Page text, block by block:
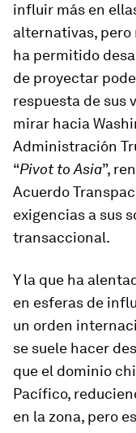
influir más en
alternativas, pero
ha permitido
de proyectar
respuesta de sus
mirar hacia
Administración
“Pivot to Asia”,
Acuerdo
exigencias a sus
transaccional.
Y la que ha
en esferas de
un orden
se suele hacer
que el dominio
Pacífico,
en la zona, pero